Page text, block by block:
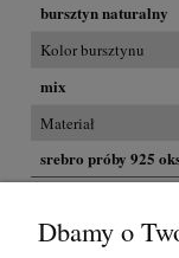
bursztyn naturalny
Kolor bursztynu
mix
Materiał
srebro próby 925
Koszty dostawy
Przesyłka
Dbamy o